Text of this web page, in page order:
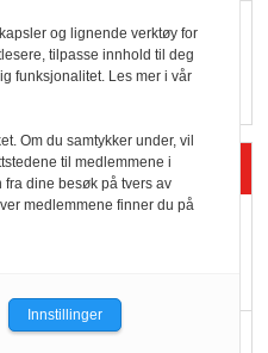
med ferdigmat
i praksis
og lignende verktøy for
tilpasse innhold til deg
funksjonalitet. Les mer i vår
Om du samtykker under, vil
til medlemmene i
dine besøk på tvers av
medlemmene finner du på
Innstillinger